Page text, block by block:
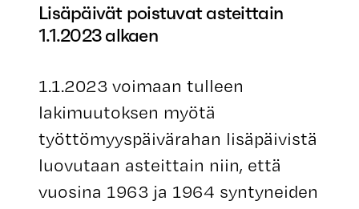
Lisäpäivät poistuvat asteittain
1.1.2023 alkaen
1.1.2023 voimaan tulleen
lakimuutoksen myötä
työttömyyspäivärahan lisäpäivistä
luovutaan asteittain niin, että
vuosina 1963 ja 1964 syntyneiden